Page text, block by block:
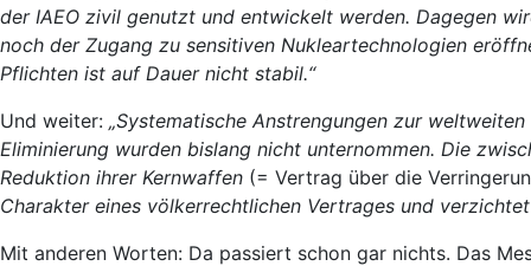
der IAEO zivil genutzt und entwickelt werden. Dagegen
noch der Zugang zu sensitiven Nukleartechnologien
Pflichten ist auf Dauer nicht stabil.“
Und weiter: „Systematische Anstrengungen zur
Eliminierung wurden bislang nicht unternommen. Die
Reduktion ihrer Kernwaffen (= Vertrag über die
Charakter eines völkerrechtlichen Vertrages und
Mit anderen Worten: Da passiert schon gar nichts. Das